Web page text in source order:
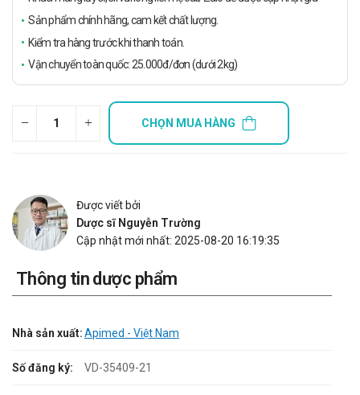
Sản phẩm chính hãng, cam kết chất lượng.
Kiểm tra hàng trước khi thanh toán.
Vận chuyển toàn quốc: 25.000đ/đơn (dưới 2kg)
CHỌN MUA HÀNG
Được viết bởi
Dược sĩ Nguyễn Trường
Cập nhật mới nhất: 2025-08-20 16:19:35
Thông tin dược phẩm
Nhà sản xuất:Apimed - Việt Nam
Số đăng ký: VD-35409-21